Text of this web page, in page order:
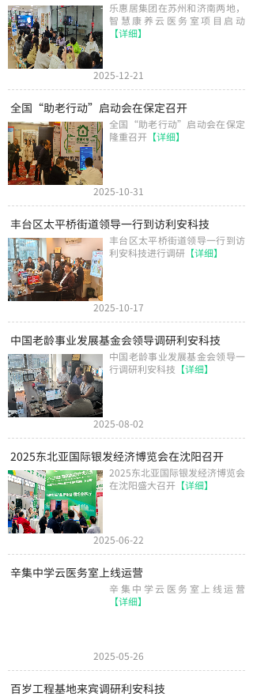
乐惠居集团在苏州和济南两地，
智慧康养云医务室项目启动
【详细】
2025-12-21
全国“助老行动”启动会在保定召开
全国“助老行动”启动会在保定
隆重召开 【详细】
2025-10-31
丰台区太平桥街道领导一行到访利安科技
丰台区太平桥街道领导一行到访
利安科技进行调研 【详细】
2025-10-17
中国老龄事业发展基金会领导调研利安科技
中国老龄事业发展基金会领导一
行调研利安科技 【详细】
2025-08-02
2025东北亚国际银发经济博览会在沈阳召开
2025东北亚国际银发经济博览会
在沈阳盛大召开 【详细】
2025-06-22
辛集中学云医务室上线运营
辛集中学云医务室上线运营
【详细】
2025-05-26
百岁工程基地来宾调研利安科技